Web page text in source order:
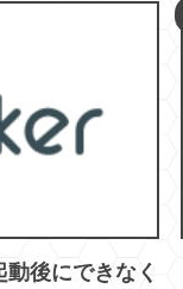
後にできなく